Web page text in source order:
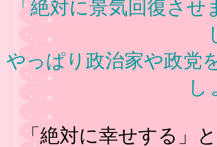
「絶対に景気回復さ
やっぱり政治家や政党
し
「絶対に幸せする」